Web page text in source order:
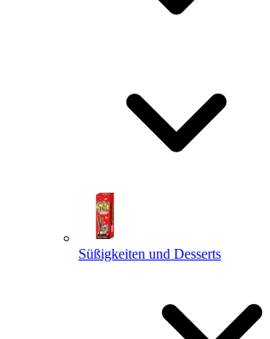
Süßigkeiten und Desserts